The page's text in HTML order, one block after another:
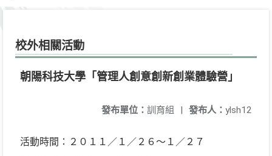
校外相關活動
朝陽科技大學「管理人創意創新創業體驗營」
發布人： ylsh12
發布單位： 訓育組 |
活動時間：２０１１／１／２６～１／２７